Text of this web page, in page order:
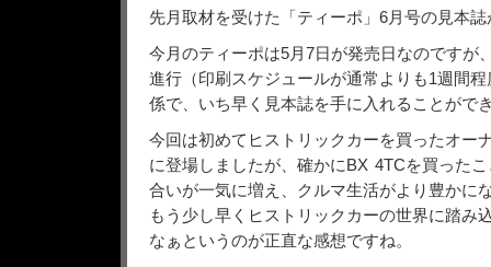
先月取材を受けた「ティーポ」6月号の見本
今月のティーポは5月7日が発売日なのですが
進行（印刷スケジュールが通常よりも1週間
係で、いち早く見本誌を手に入れることがで
今回は初めてヒストリックカーを買ったオー
に登場しましたが、確かにBX 4TCを買った
合いが一気に増え、クルマ生活がより豊かに
もう少し早くヒストリックカーの世界に踏み
なぁというのが正直な感想ですね。